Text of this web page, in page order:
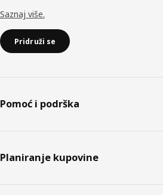
Saznaj više.
Pridruži se
Pomoć i podrška
Planiranje kupovine